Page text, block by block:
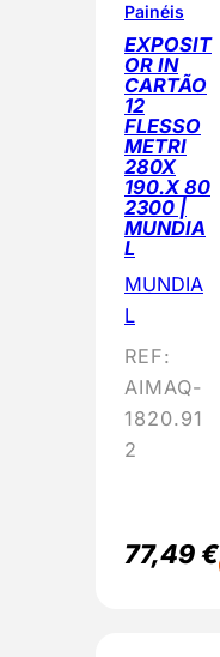
p
o
r
p
o
p
u
l
a
r
i
d
a
d
e
Painéis
EXPOSIT
OR IN
CARTÃO
12
FLESSO
METRI
280X
190.X 80
2300 |
MUNDIA
L
MUNDIA
L
REF:
AIMAQ-
1820.91
2
77,49€